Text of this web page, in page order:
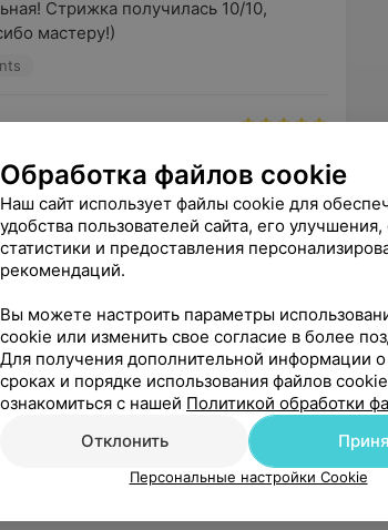
Стрижка получилась 10/10,
мастеру!)
Инны, но уверена, что вернусь ещё))
не радовала!
первый раз.перед Новым годом,
не пожалела,что решилась,первый
чувств...
Обработка файлов cookie
Наш сайт использует файлы cookie для
удобства пользователей сайта, его улучшения,
статистики и предоставления
рекомендаций.
Вы можете настроить параметры
cookie или изменить свое согласие в более
Для получения дополнительной информации о
сроках и порядке использования файлов
ознакомиться с нашей Политикой обработки
Отклонить
Персональные настройки Cookie